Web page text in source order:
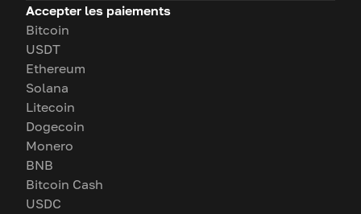
Accepter les paiements
Bitcoin
USDT
Ethereum
Solana
Litecoin
Dogecoin
Monero
BNB
Bitcoin Cash
USDC